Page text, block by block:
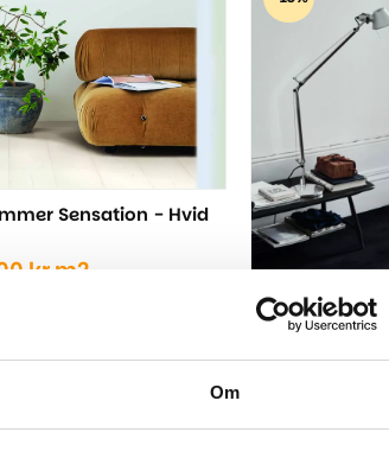
Om
Sensation - Hvid
kr. m2
Pergo